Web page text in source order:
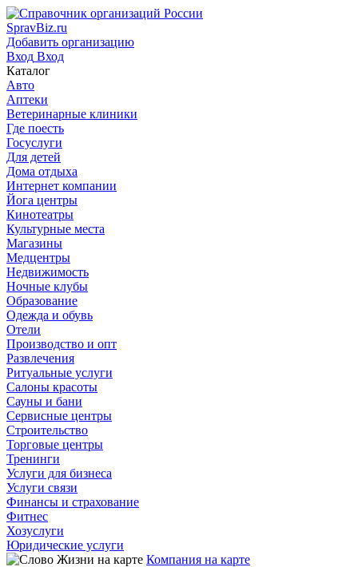
SpravBiz.ru
Добавить организацию
Вход Вход
Каталог
Авто
Аптеки
Ветеринарные клиники
Где поесть
Госуслуги
Для детей
Дома отдыха
Интернет компании
Йога центры
Кинотеатры
Культурные места
Магазины
Медцентры
Недвижимость
Ночные клубы
Образование
Одежда и обувь
Отели
Производство и опт
Развлечения
Ритуальные услуги
Салоны красоты
Сауны и бани
Сервисные центры
Строительство
Торговые центры
Тренинги
Услуги для бизнеса
Услуги связи
Финансы и страхование
Фитнес
Хозуслуги
Юридические услуги
Компания на карте